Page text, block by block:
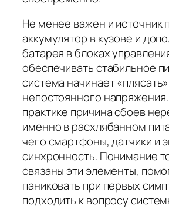
Не менее важен и источник
аккумулятор в кузове и
батарея в блоках
обеспечивать стабильное
система начинает
непостоянного
практике причина сбоев
именно в расхлябанном
чего смартфоны, датчики и
синхронность. Понимание
связаны эти элементы,
паниковать при первых
подходить к вопросу